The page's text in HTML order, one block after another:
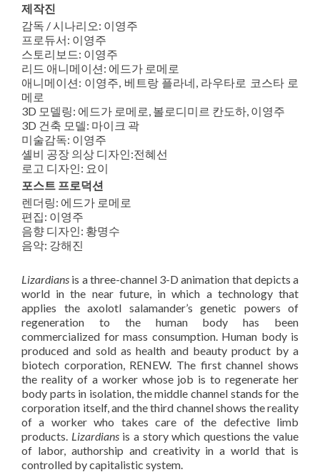
제작진
감독 / 시나리오: 이영주
프로듀서: 이영주
스토리보드: 이영주
리드 애니메이션: 에드가 로메로
애니메이션: 이영주, 베트랑 플라네, 라우타로 코스타 로
메로
3D 모델링: 에드가 로메로, 볼로디미르 칸도하, 이영주
3D 건축 모델: 마이크 곽
미술감독: 이영주
셸비 공장 의상 디자인:전혜선
로고 디자인: 요이
포스트 프로덕션
렌더링: 에드가 로메로
편집: 이영주
음향 디자인: 황명수
음악: 강해진
Lizardians is a three-channel 3-D animation that depicts a
world in the near future, in which a technology that
applies the axolotl salamander’s genetic powers of
regeneration to the human body has been
commercialized for mass consumption. Human body is
produced and sold as health and beauty product by a
biotech corporation, RENEW. The first channel shows
the reality of a worker whose job is to regenerate her
body parts in isolation, the middle channel stands for the
corporation itself, and the third channel shows the reality
of a worker who takes care of the defective limb
products. Lizardians is a story which questions the value
of labor, authorship and creativity in a world that is
controlled by capitalistic system.